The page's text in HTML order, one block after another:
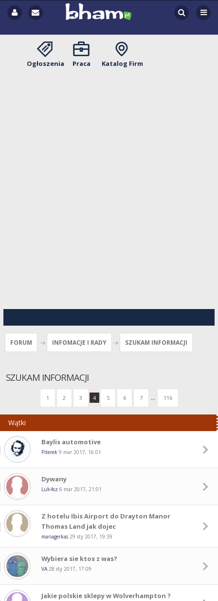
Ogłoszenia Praca Katalog Firm
FORUM INFOMACJE I RADY SZUKAM INFORMACJI
SZUKAM INFORMACJI
1 2 3 4 5 6 7 ... 116
Wątki
Baylis automotive
Piterek 9 mar 2017, 16:01
Dywany
Luk4sz 6 mar 2017, 21:01
Z hotelu Ibis Airport do Drayton Manor
Thomas Land jak dojec
managerkas 29 sty 2017, 19:39
Wybiera sie ktos z was?
VA 28 sty 2017, 17:09
Jakie polskie sklepy w Wolverhampton ?